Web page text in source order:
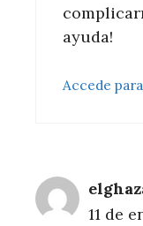
ayuda!
Accede
11 de